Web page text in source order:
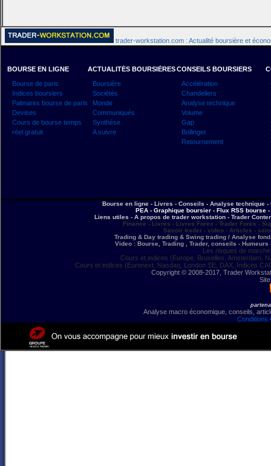
trader-workstation.com : Actualité boursière et
BOURSE EN LIGNE
Bourse de paris
Indices boursiers
Palmares bourse de paris
Devises
Cours de bourse temps
réel gratuit
ACTUALITÉS BOURSIÈRES
Boursière
Sociétés
Monde
Communiqués
Synthèse
A suivre
CONSEILS BOURSIERS
Accélération
Chandeliers
Analyse technique
Volume
Gap
Bollinger
Retournement
Bourse en ligne - Livres - Conseils - Analyse technique
PEA - Graphique boursier - Flux RSS bourse
Liens utiles - A propos de trader workstation - Trader
Finance - Livres - Livres Forex - Trader Forex -
Savoir trader - video - Articles -
Trading & Day trading & Swing trading / Analyse
Video : Bourse, Trading , Trader, conseils -
Les risques de
Cours et indices (Europe, Bruxelles, Amsterdam,
Cours et indices (Euronext, Nasdaq, London SE, DAX, Indices
Copyright © 2008-2017, Trader
Analyse macro économique, conseils,
Conditions